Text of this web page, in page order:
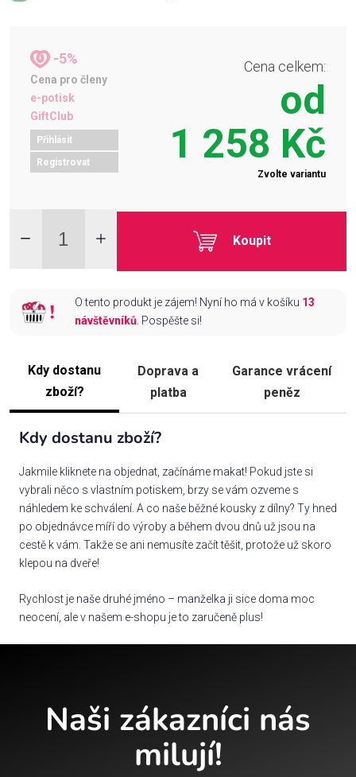
-5%
Cena pro členy
e-potisk
GiftClub
Přihlásit
Registrovat
Cena celkem:
od
1 258 Kč
Zvolte variantu
Koupit
O tento produkt je zájem! Nyní ho má v košíku 13
návštěvníků. Pospěšte si!
Kdy dostanu
zboží?
Doprava a
platba
Garance vrácení
peněz
Kdy dostanu zboží?
Jakmile kliknete na objednat, začínáme makat! Pokud jste si
vybrali něco s vlastním potiskem, brzy se vám ozveme s
náhledem ke schválení. A co naše běžné kousky z dílny? Ty hned
po objednávce míří do výroby a během dvou dnů už jsou na
cestě k vám. Takže se ani nemusíte začít těšit, protože už skoro
klepou na dveře!
Rychlost je naše druhé jméno – manželka ji sice doma moc
neocení, ale v našem e-shopu je to zaručeně plus!
Naši zákazníci nás
milují!